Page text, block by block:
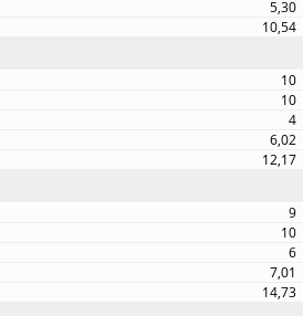
5,30
10,54
10
10
4
6,02
12,17
9
10
6
7,01
14,73